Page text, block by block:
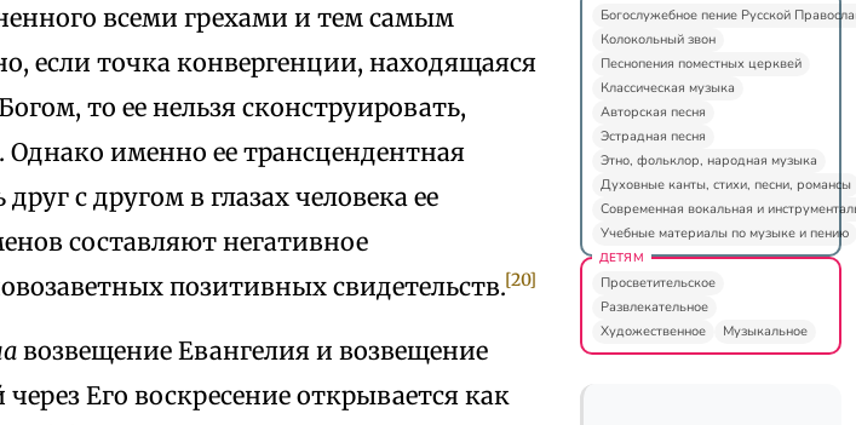
всеми грехами и тем самым
если точка конвергенции, находящаяся
то ее нельзя сконструировать,
Однако именно ее трансцендентная
с другом в глазах человека ее
составляют негативное
позитивных свидетельств.[20]
возвещение Евангелия и возвещение
Его воскресение открывается как
Богослужебное пение Русской
Колокольный звон
Песнопения поместных церквей
Классическая музыка
Авторская песня
Эстрадная песня
Этно, фольклор, народная музыка
Духовные канты, стихи, песни, романсы
Современная вокальная и
Учебные материалы по музыке и пению
ДЕТЯМ
Просветительское
Развлекательное
Художественное
Музыкальное